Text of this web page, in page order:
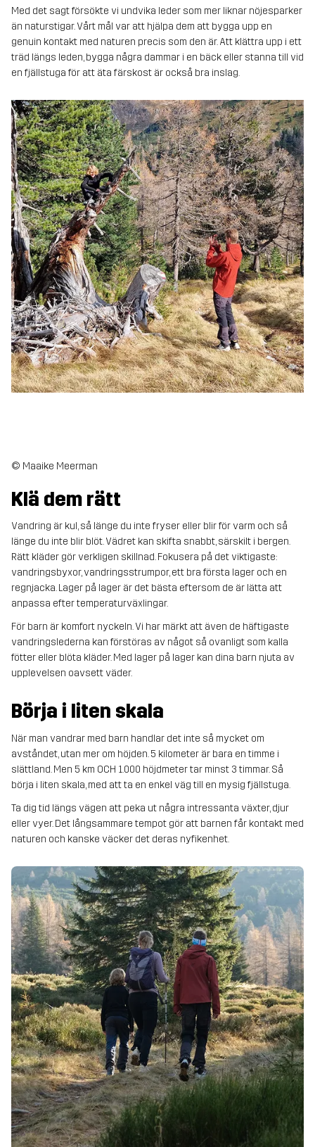
Med det sagt försökte vi undvika leder som mer liknar nöjesparker
än naturstigar. Vårt mål var att hjälpa dem att bygga upp en
genuin kontakt med naturen precis som den är. Att klättra upp i ett
träd längs leden, bygga några dammar i en bäck eller stanna till vid
en fjällstuga för att äta färskost är också bra inslag.
© Maaike Meerman
Klä dem rätt
Vandring är kul, så länge du inte fryser eller blir för varm och så
länge du inte blir blöt. Vädret kan skifta snabbt, särskilt i bergen.
Rätt kläder gör verkligen skillnad. Fokusera på det viktigaste:
vandringsbyxor, vandringsstrumpor, ett bra första lager och en
regnjacka. Lager på lager är det bästa eftersom de är lätta att
anpassa efter temperaturväxlingar.
För barn är komfort nyckeln. Vi har märkt att även de häftigaste
vandringslederna kan förstöras av något så ovanligt som kalla
fötter eller blöta kläder. Med lager på lager kan dina barn njuta av
upplevelsen oavsett väder.
Börja i liten skala
När man vandrar med barn handlar det inte så mycket om
avståndet, utan mer om höjden. 5 kilometer är bara en timme i
slättland. Men 5 km OCH 1.000 höjdmeter tar minst 3 timmar. Så
börja i liten skala, med att ta en enkel väg till en mysig fjällstuga.
Ta dig tid längs vägen att peka ut några intressanta växter, djur
eller vyer. Det långsammare tempot gör att barnen får kontakt med
naturen och kanske väcker det deras nyfikenhet.